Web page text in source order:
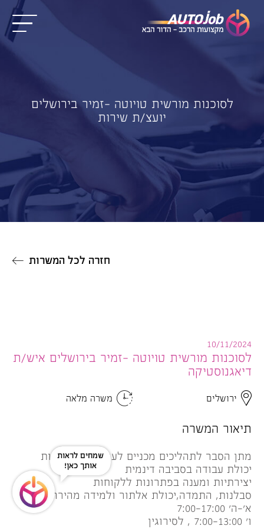
לסוכנות מורשית טויוטה -זמיר בירושלים
יועצ/ת שירות
חזרה לכל המשרות
10/11/2024
לסוכנות מורשית טויוטה -זמיר בירושלים איש/ת
דיאגנוסטיקה
ירושלים משרה מלאה
תיאור המשרה
מתן הסבר לתהליכים מכניים לעובדים וללקוחות
יכולת עבודה בסביבה דינמית
יצירתיות ומענה בפתרונות ללקוחות
סבלנות, התמדה,יכולת אלתור ולמידה מהירה
א'-ה' 7:00-17:00
ו' 7:00-13:00 , לסירוגין
שמחים לראות
אותך כאן!